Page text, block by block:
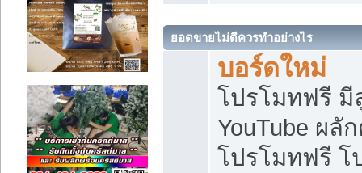
ยอดขายไม่ดีควรทำอย่างไร
บอร์ดใหม่
โปรโมทฟรี มี
YouTube ผลั
โปรโมทฟรี โ